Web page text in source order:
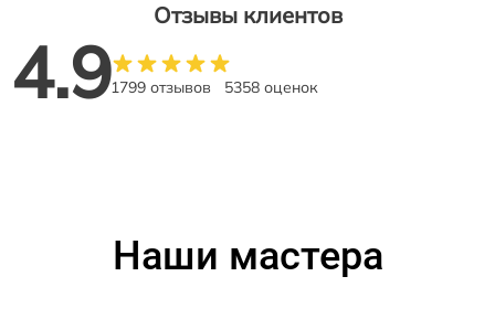
Отзывы клиентов
4.91799 отзывов 5358 оценок
Наши мастера